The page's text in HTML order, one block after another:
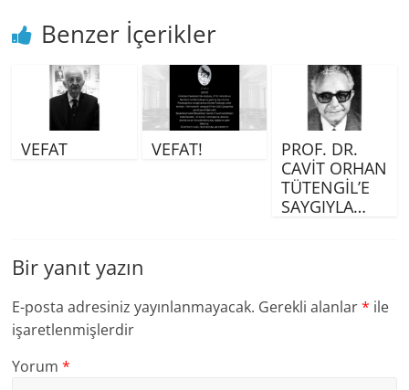
Benzer İçerikler
VEFAT VEFAT!
PROF. DR.
CAVİT ORHAN
TÜTENGİL’E
SAYGIYLA…
Bir yanıt yazın
E-posta adresiniz yayınlanmayacak. Gerekli alanlar* ile
işaretlenmişlerdir
Yorum*